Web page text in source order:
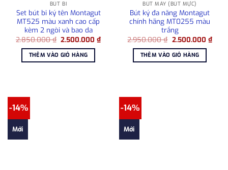
BÚT BI
Set bút bi ký tên Montagut
MT525 màu xanh cao cấp
kèm 2 ngòi và bao da
2.850.000₫ Giá
là:
2.850.000 ₫.
2.500.000₫Giá
hiện
2.500.000 ₫.
THÊM VÀO GIỎ HÀNG
BÚT MÁY (BÚT MỰC)
Bút ký đa năng Montagut
chính hãng MT0255 màu
trắng
2.950.000₫ Giá
là:
2.950.000 ₫.
2.500.000 ₫Giá
hiện
THÊM VÀO GIỎ HÀNG
-14%
Mới
-14%
Mới